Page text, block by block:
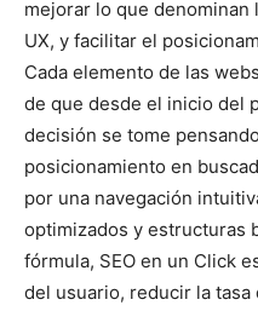
mejorar lo que
UX, y facilitar el
Cada elemento de las
de que desde el inicio del
decisión se tome
posicionamiento en
por una navegación
optimizados y estructuras
fórmula, SEO en un Click
del usuario, reducir la